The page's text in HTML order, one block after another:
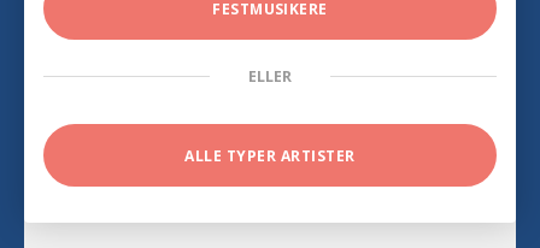
FESTMUSIKERE
ELLER
ALLE TYPER ARTISTER